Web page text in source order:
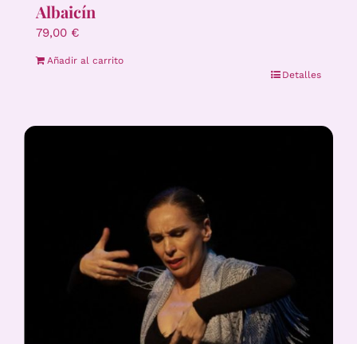
Albaicín
79,00 €
Añadir al carrito
Detalles